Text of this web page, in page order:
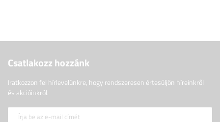
Csatlakozz hozzánk
Iratkozzon fel hírlevelünkre, hogy rendszeresen értesüljön híreinkről
és akcióinkról.
Írja be az e-mail címét